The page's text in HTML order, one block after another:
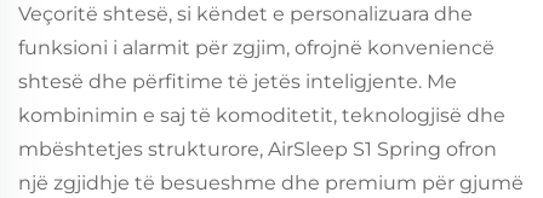
Veçoritë shtesë, si këndet e personalizuara dhe
funksioni i alarmit për zgjim, ofrojnë konveniencë
shtesë dhe përfitime të jetës inteligjente. Me
kombinimin e saj të komoditetit, teknologjisë dhe
mbështetjes strukturore, AirSleep S1 Spring ofron
një zgjidhje të besueshme dhe premium për gjumë